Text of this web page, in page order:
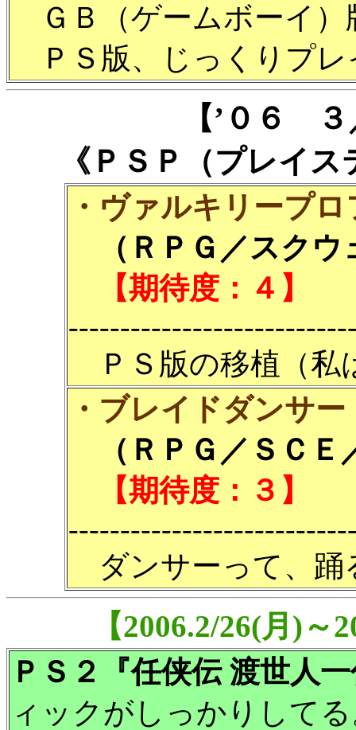
ＧＢ（ゲームボーイ）
ＰＳ版、じっくりプ
【’０６
《ＰＳＰ（プレイ
・ヴァルキリープ
（ＲＰＧ／スクウ
【期待度：４】
ＰＳ版の移植（私
・ブレイドダンサ
（ＲＰＧ／ＳＣＥ
【期待度：３】
ダンサーって、踊
【2006.2/26(月)
ＰＳ２『任侠伝 渡世人
ィックがしっかりして